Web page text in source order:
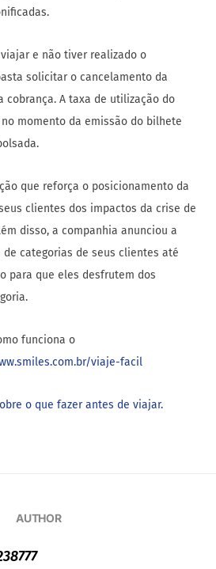
e não tiver realizado o
solicitar o cancelamento da
cobrança. A taxa de utilização do
momento da emissão do bilhete
que reforça o posicionamento da
clientes dos impactos da crise de
disso, a companhia anunciou a
categorias de seus clientes até
para que eles desfrutem dos
funciona o
viaje-facil
o que fazer antes de viajar.
AUTHOR